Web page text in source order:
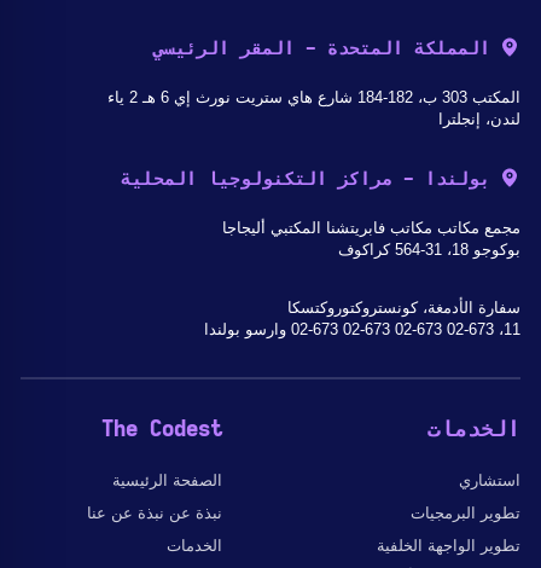
المملكة المتحدة - المقر الرئيسي
المكتب 303 ب، 182-184 شارع هاي ستريت نورث إي 6 هـ 2 ياء
لندن، إنجلترا
بولندا - مراكز التكنولوجيا المحلية
مجمع مكاتب مكاتب فابريتشنا المكتبي أليجاجا
بوكوجو 18، 31-564 كراكوف
سفارة الأدمغة، كونستروكتوروكتسكا
11، 02-673 02-673 02-673 02-673 وارسو بولندا
The Codest
الصفحة الرئيسية
نبذة عن نبذة عن عنا
الخدمات
الخدمات
استشاري
تطوير البرمجيات
تطوير الواجهة الخلفية